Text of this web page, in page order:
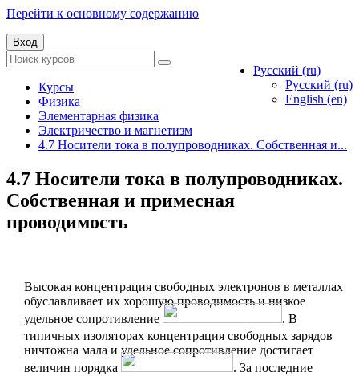
Перейти к основному содержанию
Вход
Русский ‎(ru)‎
Русский ‎(ru)‎
English ‎(en)‎
Курсы
Физика
Элементарная физика
Электричество и магнетизм
4.7 Носители тока в полупроводниках. Собственная и...
4.7 Носители тока в полупроводниках.
Собственная и примесная
проводимость
Высокая концентрация свободных электронов в металлах
обуславливает их хорошую проводимость и низкое
удельное сопротивление
. В
типичных изоляторах концентрация свободных зарядов
ничтожна мала и удельное сопротивление достигает
величин порядка
. За последние